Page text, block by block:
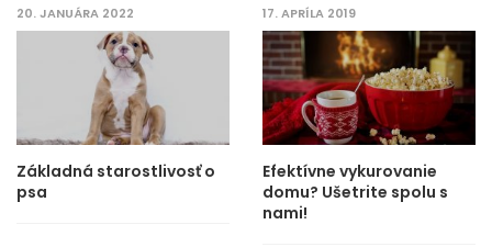
20. JANUÁRA 2022
Základná starostlivosť o
psa
17. APRÍLA 2019
Efektívne vykurovanie
domu? Ušetrite spolu s
nami!